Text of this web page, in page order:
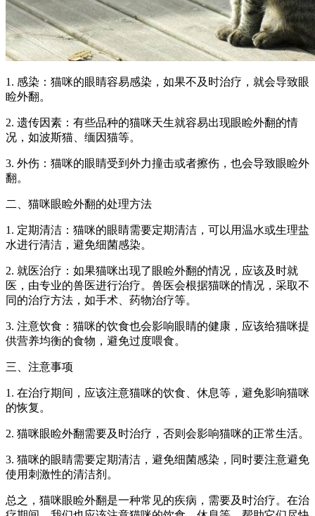
1. 感染：猫咪的眼睛容易感染，如果不及时治疗，就会导致眼
睑外翻。
2. 遗传因素：有些品种的猫咪天生就容易出现眼睑外翻的情
况，如波斯猫、缅因猫等。
3. 外伤：猫咪的眼睛受到外力撞击或者擦伤，也会导致眼睑外
翻。
二、猫咪眼睑外翻的处理方法
1. 定期清洁：猫咪的眼睛需要定期清洁，可以用温水或生理盐
水进行清洁，避免细菌感染。
2. 就医治疗：如果猫咪出现了眼睑外翻的情况，应该及时就
医，由专业的兽医进行治疗。兽医会根据猫咪的情况，采取不
同的治疗方法，如手术、药物治疗等。
3. 注意饮食：猫咪的饮食也会影响眼睛的健康，应该给猫咪提
供营养均衡的食物，避免过度喂食。
三、注意事项
1. 在治疗期间，应该注意猫咪的饮食、休息等，避免影响猫咪
的恢复。
2. 猫咪眼睑外翻需要及时治疗，否则会影响猫咪的正常生活。
3. 猫咪的眼睛需要定期清洁，避免细菌感染，同时要注意避免
使用刺激性的清洁剂。
总之，猫咪眼睑外翻是一种常见的疾病，需要及时治疗。在治